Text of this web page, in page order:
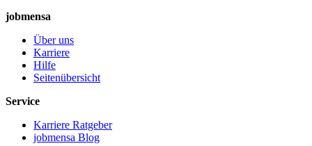
jobmensa
Über uns
Karriere
Hilfe
Seitenübersicht
Service
Karriere Ratgeber
jobmensa Blog